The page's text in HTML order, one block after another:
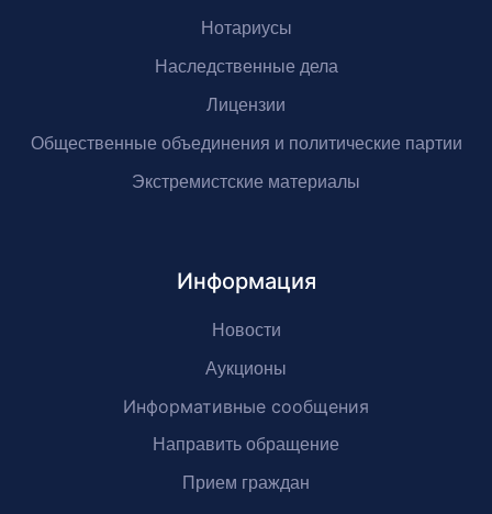
Нотариусы
Наследственные дела
Лицензии
Общественные объединения и политические партии
Экстремистские материалы
Информация
Новости
Аукционы
Информативные сообщения
Направить обращение
Прием граждан